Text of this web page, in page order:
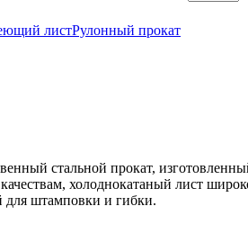
листРулонный прокат
стальной прокат,
холоднокатаный лист
для штамповки и гибки.